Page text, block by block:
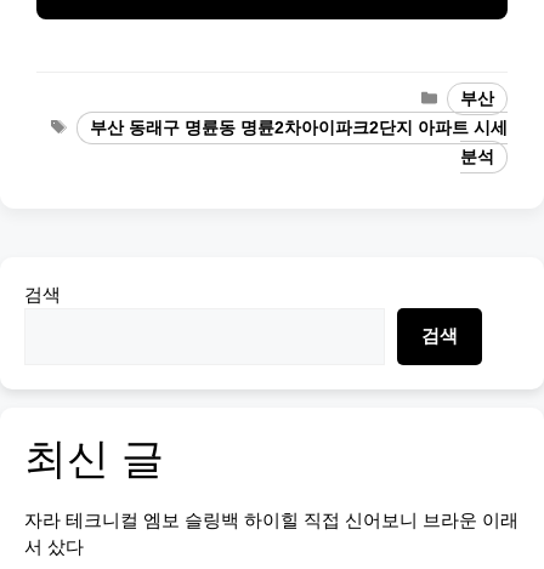
Categories
부산
Tags부산 동래구 명륜동 명륜2차아이파크2단지 아파트 시세
분석
검색
검색
최신 글
자라 테크니컬 엠보 슬링백 하이힐 직접 신어보니 브라운 이래
서 샀다